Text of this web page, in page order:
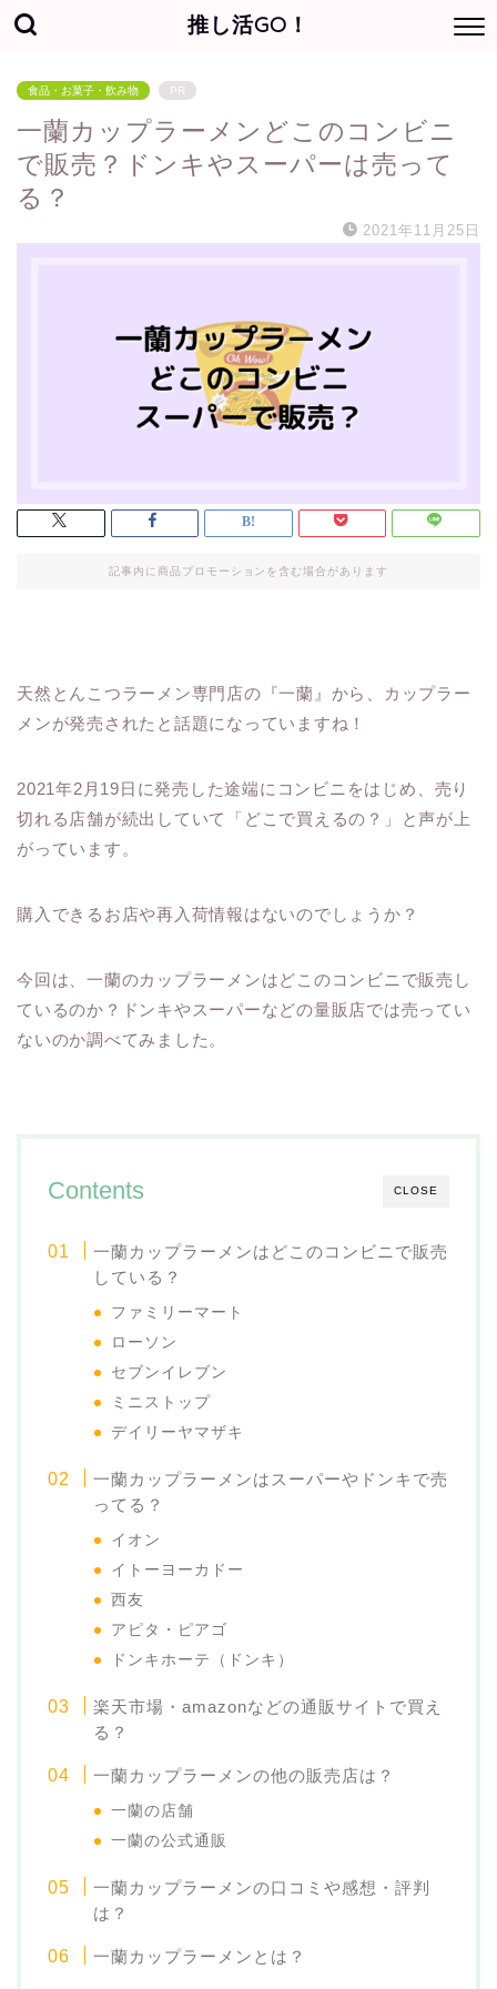
推し活GO！
食品・お菓子・飲み物 PR
一蘭カップラーメンどこのコンビニ
で販売？ドンキやスーパーは売って
る？
2021年11月25日
記事内に商品プロモーションを含む場合があります
天然とんこつラーメン専門店の『一蘭』から、カップラー
メンが発売されたと話題になっていますね！
2021年2月19日に発売した途端にコンビニをはじめ、売り
切れる店舗が続出していて「どこで買えるの？」と声が上
がっています。
購入できるお店や再入荷情報はないのでしょうか？
今回は、一蘭のカップラーメンはどこのコンビニで販売し
ているのか？ドンキやスーパーなどの量販店では売ってい
ないのか調べてみました。
CLOSE
Contents
一蘭カップラーメンはどこのコンビニで販売
している？
ファミリーマート
ローソン
セブンイレブン
ミニストップ
デイリーヤマザキ
一蘭カップラーメンはスーパーやドンキで売
ってる？
イオン
イトーヨーカドー
西友
アピタ・ピアゴ
ドンキホーテ（ドンキ）
楽天市場・amazonなどの通販サイトで買え
る？
一蘭カップラーメンの他の販売店は？
一蘭の店舗
一蘭の公式通販
一蘭カップラーメンの口コミや感想・評判
は？
一蘭カップラーメンとは？